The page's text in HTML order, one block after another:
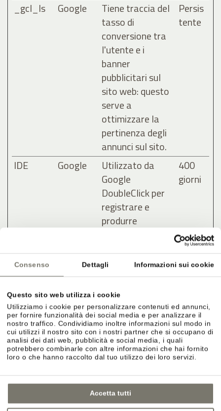
Consenso Dettagli Informazioni sui cookie
Questo sito web utilizza i cookie
Utilizziamo i cookie per personalizzare contenuti ed annunci,
per fornire funzionalità dei social media e per analizzare il
nostro traffico. Condividiamo inoltre informazioni sul modo in
cui utilizzi il nostro sito con i nostri partner che si occupano di
analisi dei dati web, pubblicità e social media, i quali
potrebbero combinarle con altre informazioni che hai fornito
loro o che hanno raccolto dal tuo utilizzo dei loro servizi.
Accetta tutti
_gcl_ls Google
Tiene traccia del
tasso di
conversione tra
l'utente e i
banner
pubblicitari sul
sito web: questo
serve a
ottimizzare la
pertinenza degli
annunci sul sito.
Persis
tente
IDE Google
Utilizzato da
Google
DoubleClick per
registrare e
produrre
sul sito dopo aver
visualizzato o
cliccato una delle
pubblicità
dell'inserzionista
al fine di misurare
l'efficacia di una
pubblicità e
presentare
pubblicità mirata
all'utente.
400
giorni